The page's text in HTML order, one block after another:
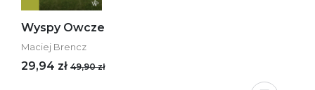
Wyspy Owcze
Maciej Brencz
29,94 zł 49,90 zł